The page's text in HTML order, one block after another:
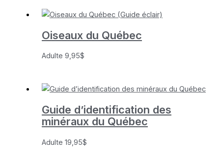
Oiseaux du Québec
Adulte9,95$
Guide d’identification des
minéraux du Québec
Adulte19,95$